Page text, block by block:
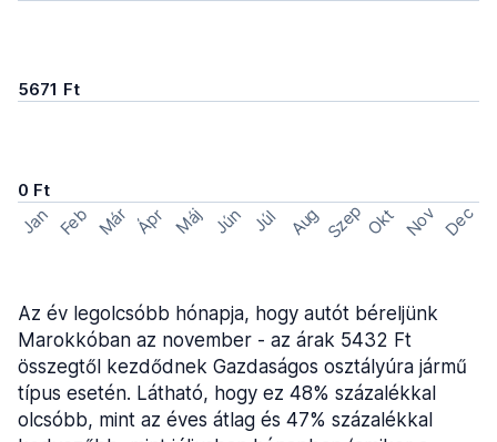
5671 Ft
0 Ft
Jan Feb Már Ápr Máj Jún Júl Aug Szep Okt Nov Dec
Az év legolcsóbb hónapja, hogy autót béreljünk
Marokkóban az november - az árak 5432 Ft
összegtől kezdődnek Gazdaságos osztályúra jármű
típus esetén. Látható, hogy ez 48% százalékkal
olcsóbb, mint az éves átlag és 47% százalékkal